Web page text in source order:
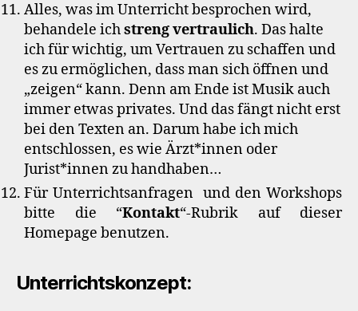
Alles, was im Unterricht besprochen wird,
behandele ichstreng vertraulich. Das halte
ich für wichtig, um Vertrauen zu schaffen und
es zu ermöglichen, dass man sich öffnen und
„zeigen“ kann. Denn am Ende ist Musik auch
immer etwas privates. Und das fängt nicht erst
bei den Texten an. Darum habe ich mich
entschlossen, es wie Ärzt*innen oder
Jurist*innen zu handhaben…
Für Unterrichtsanfragen und den Workshops
bitte die “Kontakt“-Rubrik auf dieser
Homepage benutzen.
Unterrichtskonzept: